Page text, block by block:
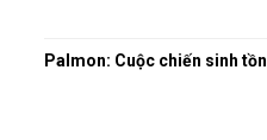
Palmon: Cuộc chiến sinh tồn